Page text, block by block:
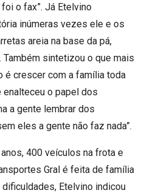
o fax”. Já Etelvino
inúmeras vezes ele e os
areia na base da pá,
sintetizou o que mais
é crescer com a família toda
enalteceu o papel dos
a gente lembrar dos
eles a gente não faz nada”.
400 veículos na frota e
Gral é feita de família
Etelvino indicou